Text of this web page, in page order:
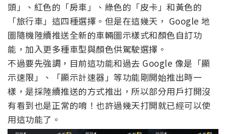
頭」、紅色的「房車」、綠色的「皮卡」和黃色的
「旅行車」這四種選擇。但是在這幾天， Google 地
圖隨機陸續推送全新的車輛圖示樣式和顏色自訂功
能，加入更多種車型與顏色供駕駛選擇。
不過要先強調，目前這功能和過去 Google 像是「顯
示速限」、「顯示計速器」等功能剛開始推出時一
樣，是採陸續推送的方式推出，所以部分用戶打開沒
有看到也是正常的唷！也許過幾天打開就已經可以使
用這功能了。